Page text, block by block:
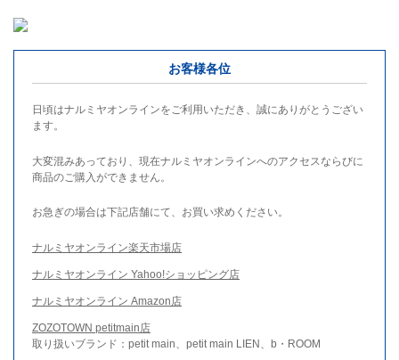
お客様各位
日頃はナルミヤオンラインをご利用いただき、誠にありがとうござい
ます。
大変混みあっており、現在ナルミヤオンラインへのアクセスならびに
商品のご購入ができません。
お急ぎの場合は下記店舗にて、お買い求めください。
ナルミヤオンライン楽天市場店
ナルミヤオンライン Yahoo!ショッピング店
ナルミヤオンライン Amazon店
ZOZOTOWN petitmain店
取り扱いブランド：petit main、petit main LIEN、b・ROOM